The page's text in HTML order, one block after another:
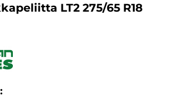
LT2 275/65 R18